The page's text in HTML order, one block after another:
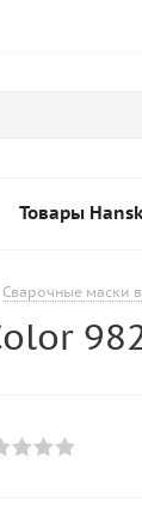
Товары
Сварочные маски